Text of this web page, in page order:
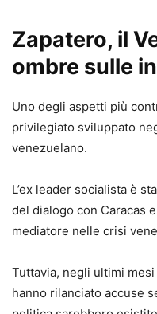
Zapatero, il
ombre sulle
Uno degli aspetti più
privilegiato sviluppato
venezuelano.
L’ex leader socialista è
del dialogo con Caracas
mediatore nelle crisi
Tuttavia, negli ultimi
hanno rilanciato accuse